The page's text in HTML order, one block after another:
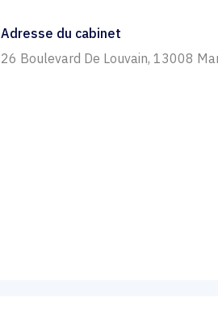
Adresse du cabinet
26 Boulevard De Louvain, 13008